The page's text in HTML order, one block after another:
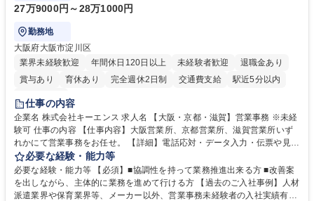
27万9000円～28万1000円
勤務地
大阪府大阪市淀川区
業界未経験歓迎
年間休日120日以上 未経験者歓迎
退職金あり
賞与あり
育休あり 完全週休2日制 交通費支給
駅近5分以内
土日祝休み
仕事の内容
企業名 株式会社キーエンス 求人名 【大阪・京都・滋賀】営業事務 ※未経
験可 仕事の内容 【仕事内容】大阪営業所、京都営業所、滋賀営業所いず
れかにて営業事務をお任せ。 【詳細】電話応対・データ入力・伝票や見積
の作成・カタログ送付・来客対応・営業所内で発生する事務業務や業務改
善をお任せ。 【教育制度】ご入社後、育成担当とペアになりながらOJTに
て業務を覚えていただくことが可能です。業務システムがきちんと構築さ
れているため、スムーズに仕事に慣れることができる環境です。また、
必要な経験・能力等
必要な経験・能力等 【必須】■協調性を持って業務推進出来る方 ■改善案
を出しながら、主体的に業務を進めて行ける方 【過去のご入社事例】人材
派遣業界や保育業界等、メーカー以外、営業事務未経験者の入社実績有